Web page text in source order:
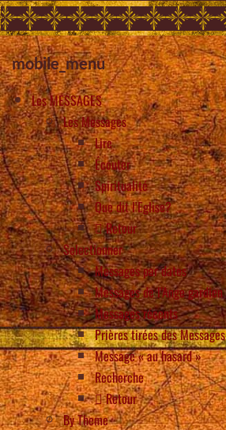
mobile_menu
Les MESSAGES
Les Messages
Lire
Écouter
Spiritualité
Que dit l’Eglise?
Retour
Selectionner
Messages par dates
Messages de l’Ange gardien
Messages récents
Prières tirées des Messages
Message « au hasard »
Recherche
Retour
By Theme